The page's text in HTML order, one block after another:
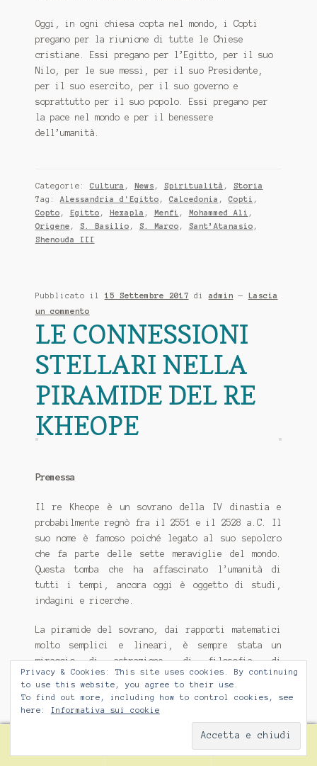
Oggi, in ogni chiesa copta nel mondo, i Copti
pregano per la riunione di tutte le Chiese
cristiane. Essi pregano per l’Egitto, per il suo
Nilo, per le sue messi, per il suo Presidente,
per il suo esercito, per il suo governo e
soprattutto per il suo popolo. Essi pregano per
la pace nel mondo e per il benessere
dell’umanità.
Categorie: Cultura , News , Spiritualità , Storia
Tag: Alessandria d'Egitto , Calcedonia , Copti ,
Copto , Egitto , Hexapla , Menfi , Mohammed Ali ,
Origene , S. Basilio , S. Marco , Sant’Atanasio ,
Shenouda III
Pubblicato il 15 Settembre 2017 di admin — Lascia
un commento
LE CONNESSIONI
STELLARI NELLA
PIRAMIDE DEL RE
KHEOPE
Premessa
Il re Kheope è un sovrano della IV dinastia e
probabilmente regnò fra il 2551 e il 2528 a.C. Il
suo nome è famoso poiché legato al suo sepolcro
che fa parte delle sette meraviglie del mondo.
Questa tomba che ha affascinato l’umanità di
tutti i tempi, ancora oggi è oggetto di studi,
indagini e ricerche.
La piramide del sovrano, dai rapporti matematici
molto semplici e lineari, è sempre stata un
miraggio di astrazione, di filosofia, di
teosofia, di scienza iniziatica dei misteri, di
ufologia … e altro, che è superfluo riportare.
Sebbene l’uomo abbia cercato in questa piramide
la risposta a sogni e speranze, essa si drizza
0
Privacy & Cookies: This site uses cookies. By continuing
to use this website, you agree to their use.
To find out more, including how to control cookies, see
here:
Informativa sui cookie